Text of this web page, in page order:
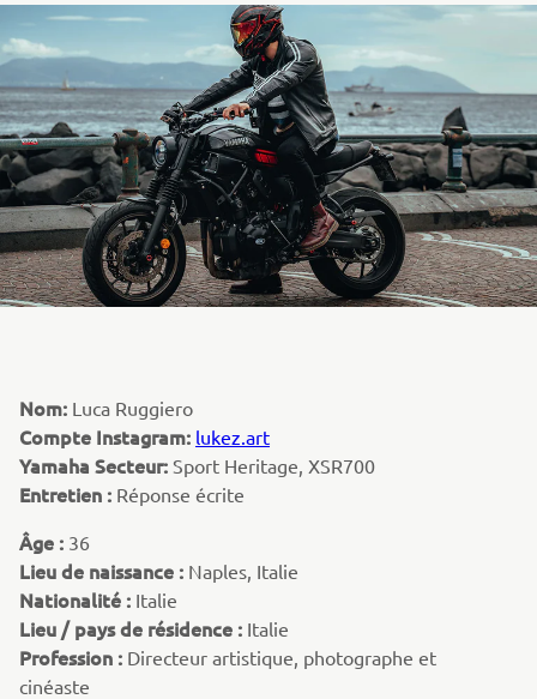
Nom: Luca Ruggiero
Compte Instagram: lukez.art
Yamaha Secteur: Sport Heritage, XSR700
Entretien : Réponse écrite
Âge : 36
Lieu de naissance : Naples, Italie
Nationalité : Italie
Lieu / pays de résidence : Italie
Profession : Directeur artistique, photographe et
cinéaste